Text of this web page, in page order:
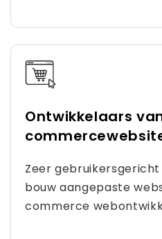
Ontwikkelaars
Zeer
bouw aangepaste
commerce